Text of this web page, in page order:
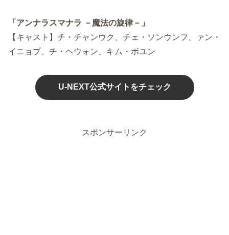
「アンナラスマナラ －魔法の旋律－」
【キャスト】チ・チャンウク、チェ・ソンウンフ、ァン・
イニョプ、チ・ヘウォン、キム・ボユン
U-NEXT公式サイトをチェック
スポンサーリンク